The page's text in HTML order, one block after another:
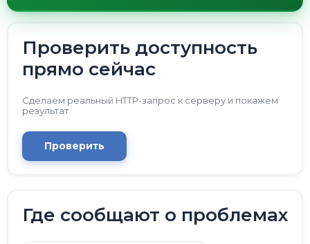
Проверить доступность
прямо сейчас
Сделаем реальный HTTP-запрос к серверу и покажем
результат
Проверить
Где сообщают о проблемах